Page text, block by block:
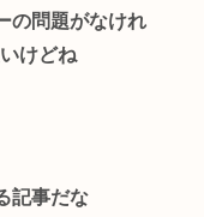
の問題がなけれ
けどね
記事だな